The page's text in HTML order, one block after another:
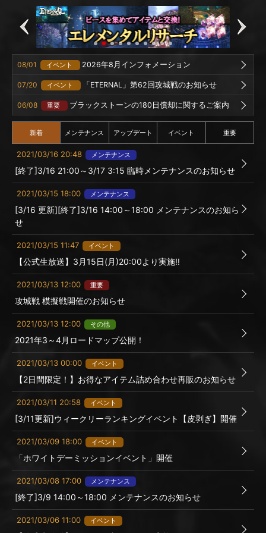
08/01 イベント 2026年8月インフォメーション
07/20 イベント 「ETERNAL」第62回攻城戦のお知らせ
06/08 重要 ブラックストーンの180日償却に関するご案内
新着 メンテナンス アップデート イベント 重要
2021/03/16 20:48 メンテナンス
[終了]3/16 21:00～3/17 3:15 臨時メンテナンスのお知らせ
2021/03/15 18:00 メンテナンス
[3/16 更新][終了]3/16 14:00～18:00 メンテナンスのお知ら
せ
2021/03/15 11:47 イベント
【公式生放送】3月15日(月)20:00より実施!!
2021/03/13 12:00 重要
攻城戦 模擬戦開催のお知らせ
2021/03/13 12:00 その他
2021年3～4月ロードマップ公開！
2021/03/13 00:00 イベント
【2日間限定！】お得なアイテム詰め合わせ再販のお知らせ
2021/03/11 20:58 イベント
[3/11更新]ウィークリーランキングイベント【皮剥ぎ】開催
2021/03/09 18:00 イベント
「ホワイトデーミッションイベント」開催
2021/03/08 17:00 メンテナンス
[終了]3/9 14:00～18:00 メンテナンスのお知らせ
2021/03/06 11:00 イベント